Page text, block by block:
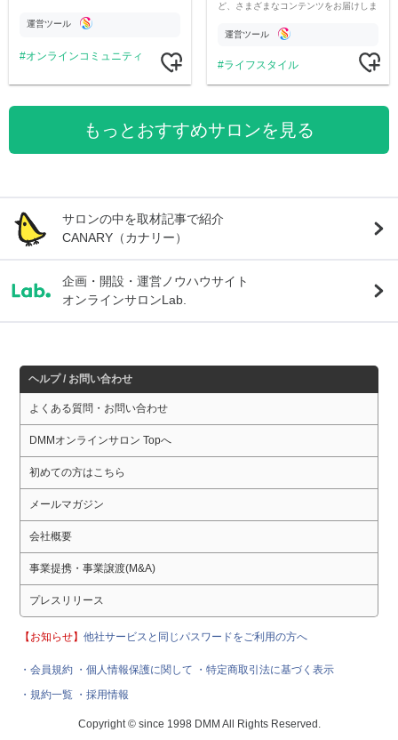
公開。
運営ツール
オンラインコミュニティ
ど、さまざまなコンテンツをお届けしま
運営ツール
ライフスタイル
もっとおすすめサロンを見る
サロンの中を取材記事で紹介
CANARY（カナリー）
企画・開設・運営ノウハウサイト
オンラインサロンLab.
ヘルプ / お問い合わせ
よくある質問・お問い合わせ
DMMオンラインサロン Topへ
初めての方はこちら
メールマガジン
会社概要
事業提携・事業譲渡(M&A)
プレスリリース
【お知らせ】他社サービスと同じパスワードをご利用の方へ
・会員規約 ・個人情報保護に関して
・特定商取引法に基づく表示
・規約一覧 ・採用情報
Copyright © since 1998 DMM All Rights Reserved.